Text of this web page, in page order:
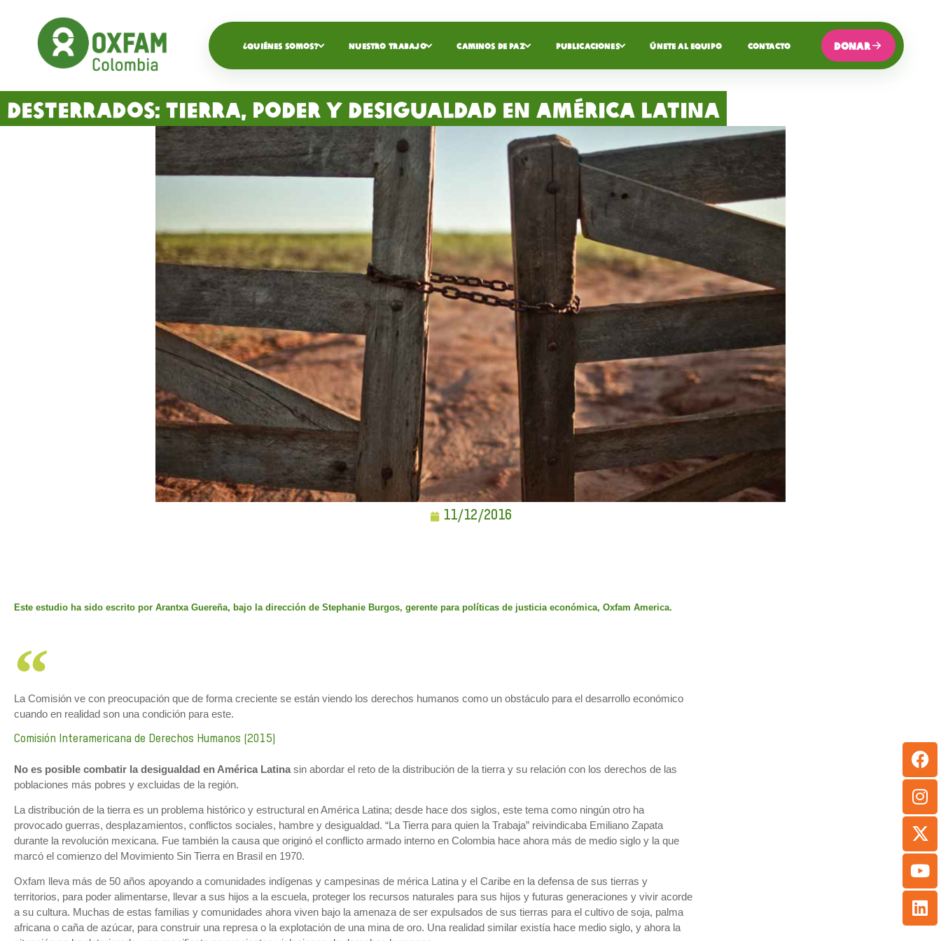
¿QUIÉNES SOMOS? NUESTRO TRABAJO CAMINOS DE PAZ PUBLICACIONES ÚNETE AL EQUIPO CONTACTO DONAR
Desterrados: Tierra, poder y desigualdad en América Latina
11/12/2016
Este estudio ha sido escrito por Arantxa Guereña, bajo la dirección de Stephanie Burgos, gerente para políticas de justicia económica, Oxfam America.
La Comisión ve con preocupación que de forma creciente se están viendo los derechos humanos como un obstáculo para el desarrollo económico
cuando en realidad son una condición para este.
Comisión Interamericana de Derechos Humanos (2015)
No es posible combatir la desigualdad en América Latina sin abordar el reto de la distribución de la tierra y su relación con los derechos de las
poblaciones más pobres y excluidas de la región.
La distribución de la tierra es un problema histórico y estructural en América Latina; desde hace dos siglos, este tema como ningún otro ha
provocado guerras, desplazamientos, conflictos sociales, hambre y desigualdad. “La Tierra para quien la Trabaja” reivindicaba Emiliano Zapata
durante la revolución mexicana. Fue también la causa que originó el conflicto armado interno en Colombia hace ahora más de medio siglo y la que
marcó el comienzo del Movimiento Sin Tierra en Brasil en 1970.
Oxfam lleva más de 50 años apoyando a comunidades indígenas y campesinas de mérica Latina y el Caribe en la defensa de sus tierras y
territorios, para poder alimentarse, llevar a sus hijos a la escuela, proteger los recursos naturales para sus hijos y futuras generaciones y vivir acorde
a su cultura. Muchas de estas familias y comunidades ahora viven bajo la amenaza de ser expulsados de sus tierras para el cultivo de soja, palma
africana o caña de azúcar, para construir una represa o la explotación de una mina de oro. Una realidad similar existía hace medio siglo, y ahora la